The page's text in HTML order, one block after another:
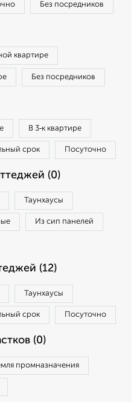
Без посредников
квартире
Без посредников
В 3‑к квартире
срок Посуточно
(0)
Таунхаусы
Из сип панелей
(12)
Таунхаусы
срок Посуточно
(0)
промназначения